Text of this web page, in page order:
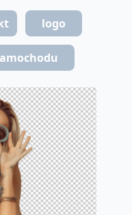
logo